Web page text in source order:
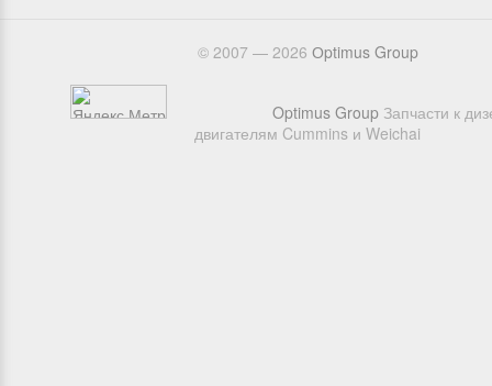
© 2007 — 2026 Оptimus Group
Optimus Group Запчасти к
двигателям Cummins и Weichai